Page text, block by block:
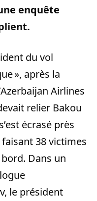
enquête
du vol
», après la
Airlines
relier Bakou
écrasé près
faisant 38 victimes
Dans un
le président